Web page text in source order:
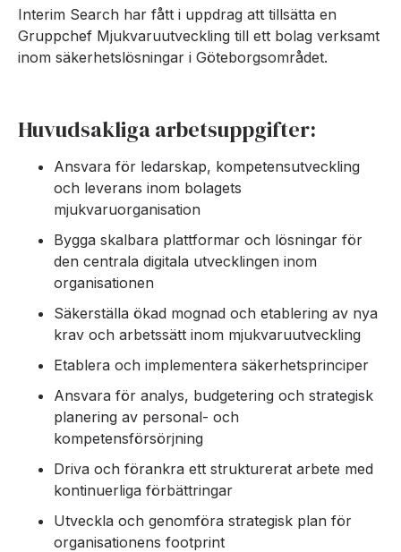
Interim Search har fått i uppdrag att tillsätta en
Gruppchef Mjukvaruutveckling till ett bolag verksamt
inom säkerhetslösningar i Göteborgsområdet.
Huvudsakliga arbetsuppgifter:
Ansvara för ledarskap, kompetensutveckling
och leverans inom bolagets
mjukvaruorganisation
Bygga skalbara plattformar och lösningar för
den centrala digitala utvecklingen inom
organisationen
Säkerställa ökad mognad och etablering av nya
krav och arbetssätt inom mjukvaruutveckling
Etablera och implementera säkerhetsprinciper
Ansvara för analys, budgetering och strategisk
planering av personal- och
kompetensförsörjning
Driva och förankra ett strukturerat arbete med
kontinuerliga förbättringar
Utveckla och genomföra strategisk plan för
organisationens footprint